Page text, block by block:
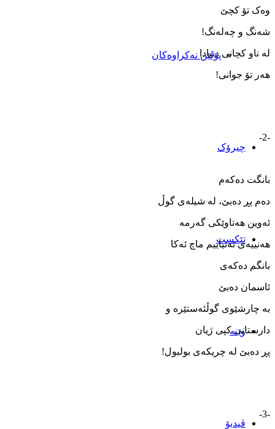
پۆلێن نەکراوەکان
چیرۆک
تێکست
وێنه‌
ڤیدیۆ
وه‌ک تۆ کچێ
شه‌نگ و چه‌له‌نگ!
له‌ ناو کچانی دنیادا
هه‌ر تۆ جوانی!
-2-
بانگت ده‌که‌م
ده‌م پڕ ده‌بێ، له‌ شیله‌ی گوڵ
ئه‌وین هه‌تاوێکی گه‌رمه
هه‌نییه‌ی ته‌نیاییم ماچ ئه‌کا
بانگم ده‌که‌ی
ئاسمان ده‌بێ
به ‌چارشێوی گوڵئه‌ستێره ‌و
دارستانی کپی ژیان
پڕ ده‌بێ له‌ چریکه‌ی بولبول!
-3-